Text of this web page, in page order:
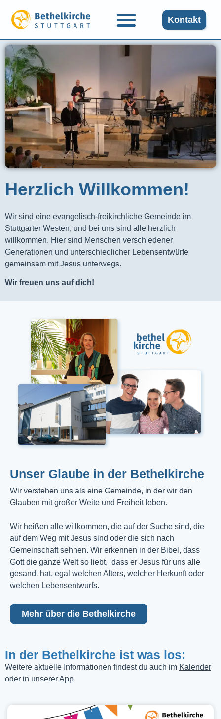
Kontakt
Herzlich Willkommen!
Wir sind eine evangelisch-freikirchliche Gemeinde im
Stuttgarter Westen, und bei uns sind alle herzlich
willkommen. Hier sind Menschen verschiedener
Generationen und unterschiedlicher Lebensentwürfe
gemeinsam mit Jesus unterwegs.
Wir freuen uns auf dich!
Unser Glaube in der Bethelkirche
Wir verstehen uns als eine Gemeinde, in der wir den
Glauben mit großer Weite und Freiheit leben.
Wir heißen alle willkommen, die auf der Suche sind, die
auf dem Weg mit Jesus sind oder die sich nach
Gemeinschaft sehnen. Wir erkennen in der Bibel, dass
Gott die ganze Welt so liebt, dass er Jesus für uns alle
gesandt hat, egal welchen Alters, welcher Herkunft oder
welchen Lebensentwurfs.
Mehr über die Bethelkirche
In der Bethelkirche ist was los:
Weitere aktuelle Informationen findest du auch im Kalender
oder in unsererApp